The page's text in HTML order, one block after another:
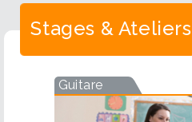
Stages & Ateliers
Guitare